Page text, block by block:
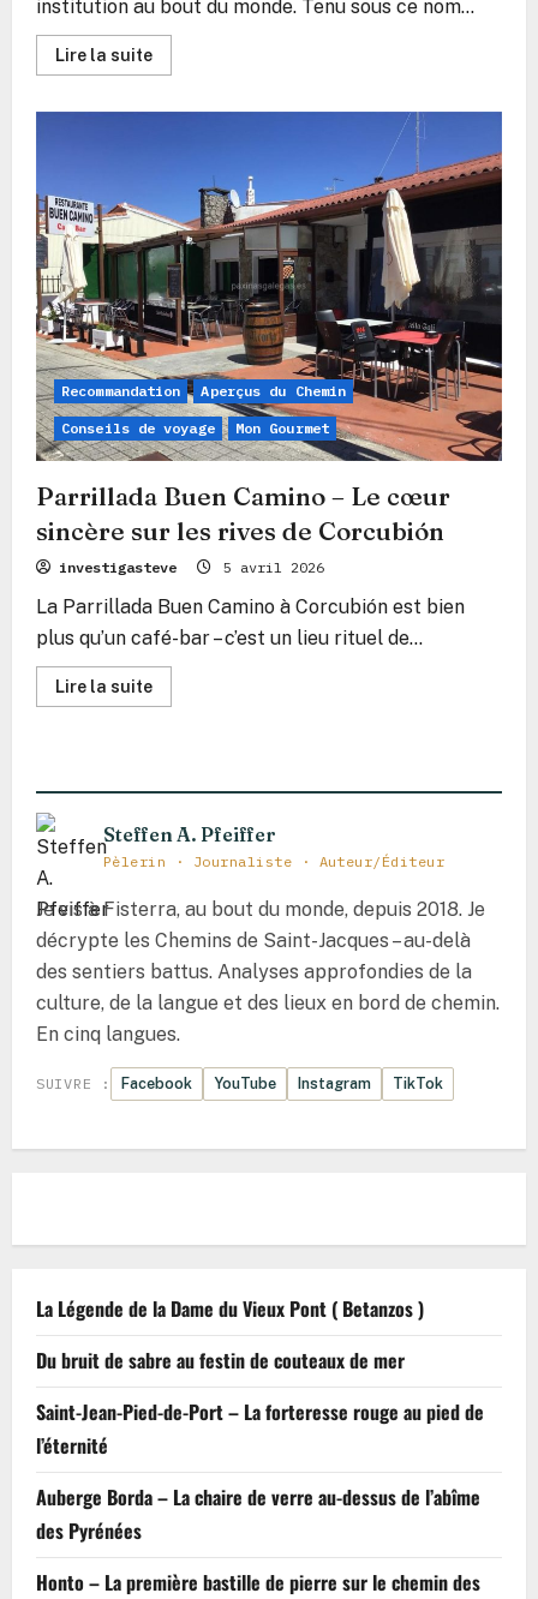
institution au bout du monde. Tenu sous ce nom...
Lire la suiteEn
savoir
Recommandation Aperçus du Chemin
Conseils de voyage Mon Gourmet
Parrillada Buen Camino – Le cœur
sincère sur les rives de Corcubión
investigasteve 5 avril 2026
La Parrillada Buen Camino à Corcubión est bien
plus qu’un café-bar – c’est un lieu rituel de...
Lire la suiteEn
savoir
cœur
sincère
sur
rives
de
Corcubión
Steffen A. Pfeiffer
Pèlerin · Journaliste · Auteur/Éditeur
Je vis à Fisterra, au bout du monde, depuis 2018. Je
décrypte les Chemins de Saint-Jacques – au-delà
des sentiers battus. Analyses approfondies de la
culture, de la langue et des lieux en bord de chemin.
En cinq langues.
SUIVRE : Facebook YouTube Instagram TikTok
La Légende de la Dame du Vieux Pont ( Betanzos )
Du bruit de sabre au festin de couteaux de mer
Saint-Jean-Pied-de-Port – La forteresse rouge au pied de
l’éternité
Auberge Borda – La chaire de verre au-dessus de l’abîme
des Pyrénées
Honto – La première bastille de pierre sur le chemin des